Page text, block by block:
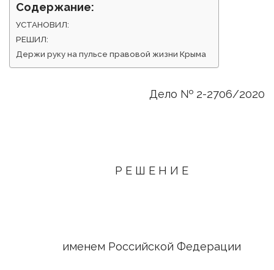
Содержание:
УСТАНОВИЛ:
РЕШИЛ:
Держи руку на пульсе правовой жизни Крыма
Дело № 2-2706/2020
Р Е Ш Е Н И Е
именем Российской Федерации